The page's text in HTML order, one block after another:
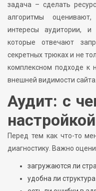
задача – сделать
алгоритмы
интересы аудитории,
которые отвечают
секретных трюках и не
комплексном подходе к
внешней видимости сайта.
Аудит: с
Перед тем как что-то
диагностику. Важно
загружаются ли
удобна ли